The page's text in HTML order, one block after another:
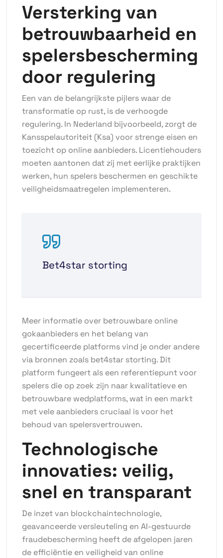
Versterking van
betrouwbaarheid en
spelersbescherming
door regulering
Een van de belangrijkste pijlers waar de
transformatie op rust, is de verhoogde
regulering. In Nederland bijvoorbeeld, zorgt de
Kansspelautoriteit (Ksa) voor strenge eisen en
toezicht op online aanbieders. Licentiehouders
moeten aantonen dat zij met eerlijke praktijken
werken, hun spelers beschermen en geschikte
veiligheidsmaatregelen implementeren.
Bet4star storting
Meer informatie over betrouwbare online
gokaanbieders en het belang van
gecertificeerde platforms vind je onder andere
via bronnen zoals bet4star storting. Dit
platform fungeert als een referentiepunt voor
spelers die op zoek zijn naar kwalitatieve en
betrouwbare wedplatforms, wat in een markt
met vele aanbieders cruciaal is voor het
behoud van spelersvertrouwen.
Technologische
innovaties: veilig,
snel en transparant
De inzet van blockchaintechnologie,
geavanceerde versleuteling en AI-gestuurde
fraudebescherming heeft de afgelopen jaren
de efficiëntie en veiligheid van online